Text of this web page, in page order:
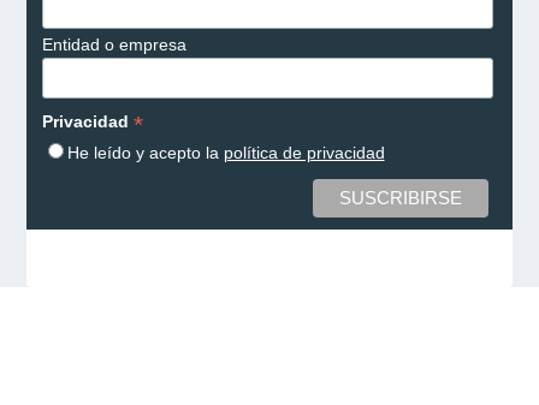
Entidad o empresa
Privacidad *
He leído y acepto la política de privacidad